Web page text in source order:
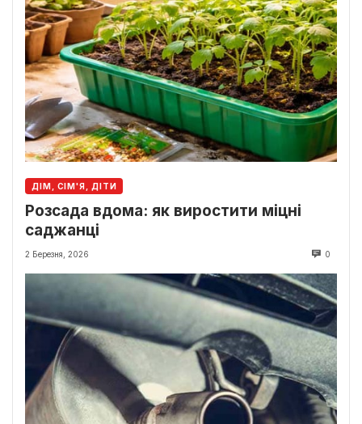
ДІМ, СІМ'Я, ДІТИ
Розсада вдома: як виростити міцні
саджанці
2 Березня, 2026 0